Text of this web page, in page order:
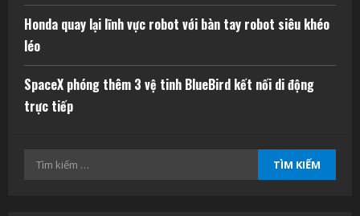
Honda quay lại lĩnh vực robot với bàn tay robot siêu khéo
léo
SpaceX phóng thêm 3 vệ tinh BlueBird kết nối di động
trực tiếp
Tìm